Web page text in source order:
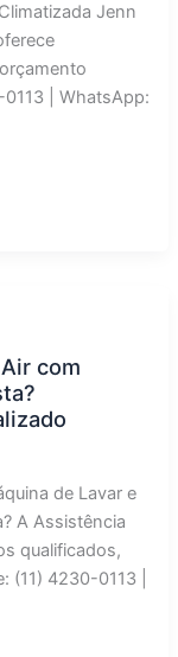
Jenn
| WhatsApp:
com
de Lavar e
A Assistência
qualificados,
(11) 4230-0113 |